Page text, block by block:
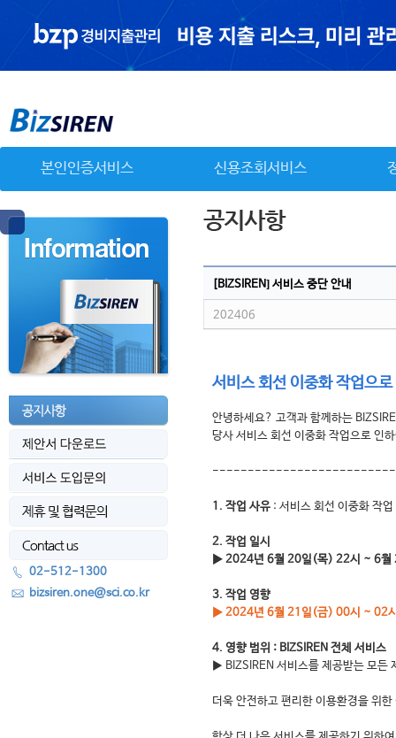
본인인증서비스 신용조회서비스
02-512-1300
bizsiren.one@sci.co.kr
[BIZSIREN] 서비스 중단 안내
202406
서비스 회선 이중화 작업으
안녕하세요? 고객과 함께하는
당사 서비스 회선 이중화 작업으로 인
1. 작업 사유 : 서비스 회선 이중화 작업
2. 작업 일시
▶ 2024년 6월 20일(목) 22시 ~ 6
3. 작업 영향
▶ 2024년 6월 21일(금) 00시 ~ 02
4. 영향 범위 : BIZSIREN 전체 서비스
▶ BIZSIREN 서비스를 제공받는 모든
더욱 안전하고 편리한 이용환경을 위